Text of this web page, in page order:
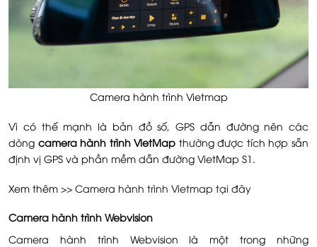
Camera hành trình Vietmap
Vì có thế mạnh là bản đồ số, GPS dẫn đường nên các
dòng camera hành trình VietMap thường được tích hợp sẵn
định vị GPS và phần mềm dẫn đường VietMap S1.
Xem thêm >> Camera hành trình Vietmap tại đây
Camera hành trình Webvision
Camera hành trình Webvision là một trong những